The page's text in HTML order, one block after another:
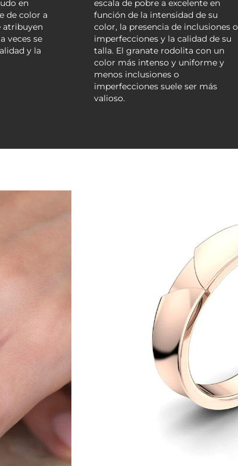
en
de color a
atribuyen
veces se
y la
escala de pobre a excelente en
función de la intensidad de su
color, la presencia de inclusiones o
imperfecciones y la calidad de su
talla. El granate rodolita con un
color más intenso y uniforme y
menos inclusiones o
imperfecciones suele ser más
valioso.